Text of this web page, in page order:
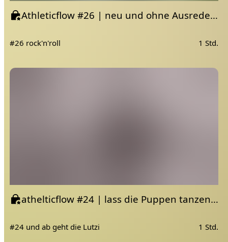
Athleticflow #26 | neu und ohne Ausrede 🔥
#26 rock'n'roll 1 Std.
athelticflow #24 | lass die Puppen tanzen | Muskelkater garaniert
#24 und ab geht die Lutzi 1 Std.